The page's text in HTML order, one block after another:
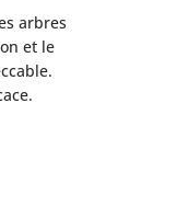
arbres
et le